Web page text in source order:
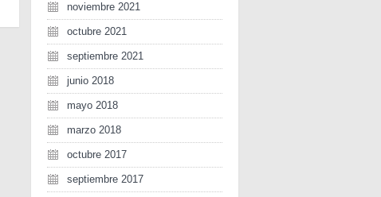
noviembre 2021
octubre 2021
septiembre 2021
junio 2018
mayo 2018
marzo 2018
octubre 2017
septiembre 2017